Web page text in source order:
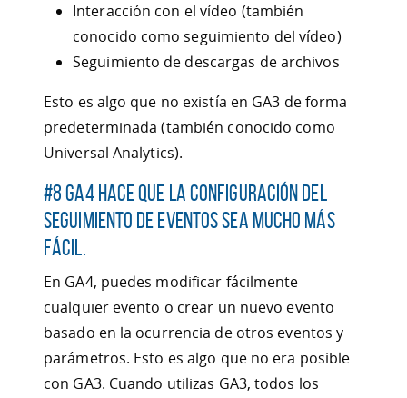
Interacción con el vídeo (también
conocido como seguimiento del vídeo)
Seguimiento de descargas de archivos
Esto es algo que no existía en GA3 de forma
predeterminada (también conocido como
Universal Analytics).
#8 GA4 hace que la configuración del
seguimiento de eventos sea mucho más
fácil.
En GA4, puedes modificar fácilmente
cualquier evento o crear un nuevo evento
basado en la ocurrencia de otros eventos y
parámetros. Esto es algo que no era posible
con GA3. Cuando utilizas GA3, todos los